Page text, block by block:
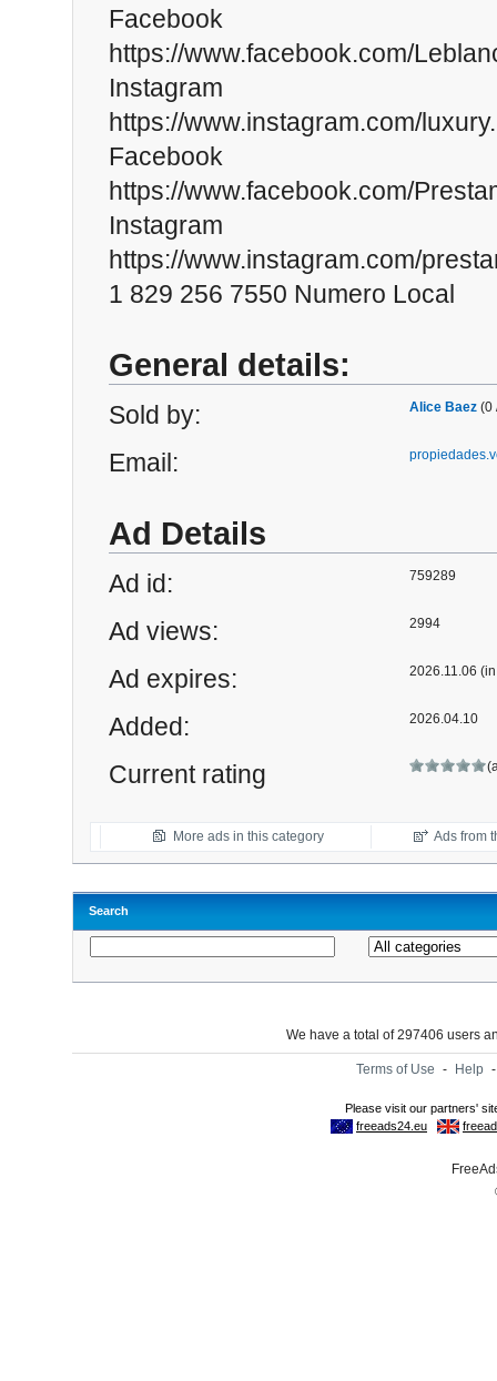
Facebook
https://www.facebook.com/
Instagram
https://www.instagram.com/
Facebook
https://www.facebook.com/
Instagram
https://www.instagram.com/
1 829 256 7550 Numero Local
General details:
Sold by: Alice Baez (0
Email:
Ad Details
Ad id: 759289
Ad views: 2994
Ad expires: 2026.11.06
Added: 2026.04.10
Current rating
More ads in this category Ads from
Search
We have a total of 297406 users
Terms of Use - Help